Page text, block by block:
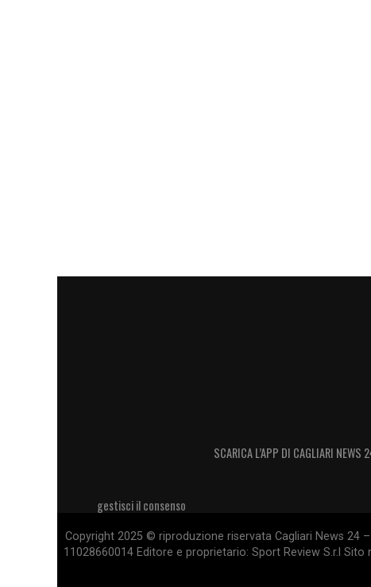
SCARICA L’APP DI CAGLIARI NEWS
gestisci il consenso
Copyright 2025 © riproduzione riservata Cagliari News 24
11028660014 Editore e proprietario: Sport Review S.r.l